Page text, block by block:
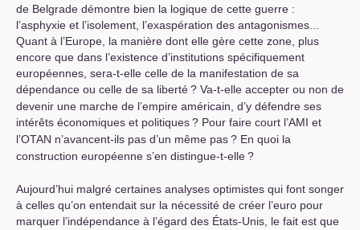
de Belgrade démontre bien la logique de cette guerre :
l’asphyxie et l’isolement, l’exaspération des antagonismes...
Quant à l’Europe, la manière dont elle gère cette zone, plus
encore que dans l’existence d’institutions spécifiquement
européennes, sera-t-elle celle de la manifestation de sa
dépendance ou celle de sa liberté? Va-t-elle accepter ou non de
devenir une marche de l’empire américain, d’y défendre ses
intérêts économiques et politiques? Pour faire court l’AMI et
l’OTAN n’avancent-ils pas d’un même pas? En quoi la
construction européenne s’en distingue-t-elle?
Aujourd’hui malgré certaines analyses optimistes qui font songer
à celles qu’on entendait sur la nécessité de créer l’euro pour
marquer l’indépendance à l’égard des États-Unis, le fait est que